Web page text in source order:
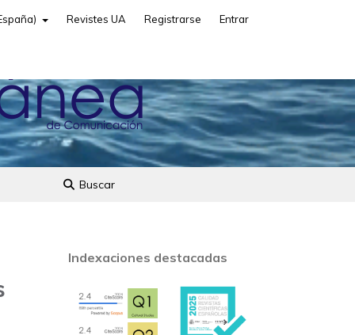
Buscar
Revistes UA Registrarse Entrar
Indexaciones destacadas